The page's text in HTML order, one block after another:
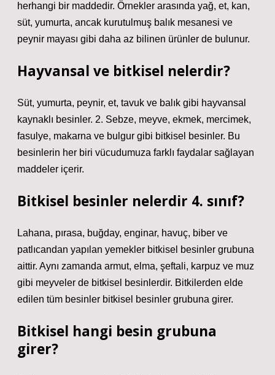
herhangi bir maddedir. Örnekler arasında yağ, et, kan,
süt, yumurta, ancak kurutulmuş balık mesanesi ve
peynir mayası gibi daha az bilinen ürünler de bulunur.
Hayvansal ve bitkisel nelerdir?
Süt, yumurta, peynir, et, tavuk ve balık gibi hayvansal
kaynaklı besinler. 2. Sebze, meyve, ekmek, mercimek,
fasulye, makarna ve bulgur gibi bitkisel besinler. Bu
besinlerin her biri vücudumuza farklı faydalar sağlayan
maddeler içerir.
Bitkisel besinler nelerdir 4. sınıf?
Lahana, pırasa, buğday, enginar, havuç, biber ve
patlıcandan yapılan yemekler bitkisel besinler grubuna
aittir. Aynı zamanda armut, elma, şeftali, karpuz ve muz
gibi meyveler de bitkisel besinlerdir. Bitkilerden elde
edilen tüm besinler bitkisel besinler grubuna girer.
Bitkisel hangi besin grubuna
girer?